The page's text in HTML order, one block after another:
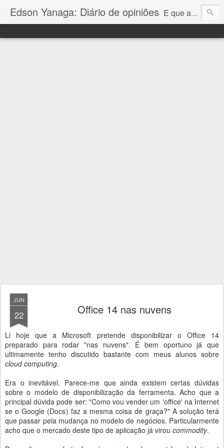
Edson Yanaga: Diário de opiniões E que a força esteja conosco!
JUN
22 Office 14 nas nuvens
Li hoje que a Microsoft pretende disponibilizar o Office 14
preparado para rodar "nas nuvens". É bem oportuno já que
ultimamente tenho discutido bastante com meus alunos sobre
cloud computing.
Era o inevitável. Parece-me que ainda existem certas dúvidas
sobre o modelo de disponibilização da ferramenta. Acho que a
principal dúvida pode ser: "Como vou vender um 'office' na Internet
se o Google (Docs) faz a mesma coisa de graça?" A solução terá
que passar pela mudança no modelo de negócios. Particularmente
acho que o mercado deste tipo de aplicação já virou commodity.